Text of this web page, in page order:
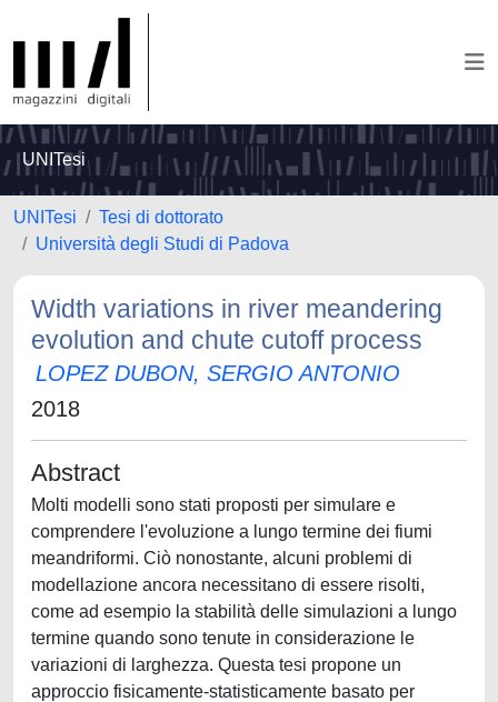
UNITesi
UNITesi
Tesi di dottorato
Università degli Studi di Padova
Width variations in river meandering
evolution and chute cutoff process
LOPEZ DUBON, SERGIO ANTONIO
2018
Abstract
Molti modelli sono stati proposti per simulare e
comprendere l'evoluzione a lungo termine dei fiumi
meandriformi. Ciò nonostante, alcuni problemi di
modellazione ancora necessitano di essere risolti,
come ad esempio la stabilità delle simulazioni a lungo
termine quando sono tenute in considerazione le
variazioni di larghezza. Questa tesi propone un
approccio fisicamente-statisticamente basato per